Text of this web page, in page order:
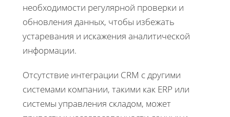
необходимости регулярной проверки и
обновления данных, чтобы избежать
устаревания и искажения аналитической
информации.
Отсутствие интеграции CRM с другими
системами компании, такими как ERP или
системы управления складом, может